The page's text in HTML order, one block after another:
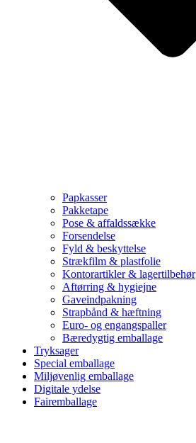
Papkasser
Pakketape
Pose & affaldssække
Forsendelse
Fyld & beskyttelse
Strækfilm & plastfolie
Kontorartikler & lagertilbehør
Aftørring & hygiejne
Gaveindpakning
Strapbånd & hæftning
Euro- og engangspaller
Bæredygtig emballage
Tryksager
Special emballage
Miljøvenlig emballage
Digitale ydelse
Fairemballage